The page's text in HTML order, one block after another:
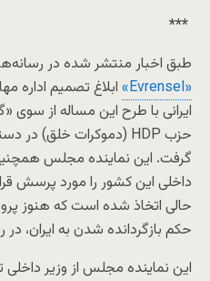
***
طبق اخبار منتشر شده در
«
Evrensel
» ابلاغ تصمیم اداره
ایرانی با طرح این مساله از سوی
حزب HDP (دموکرات خلق) در
گرفت. این نماینده مجلس
داخلی این کشور را مورد پرسش
حالی اتخاذ شده است که هنوز
حکم بازگردانده شدن به ایران، در
این نماینده مجلس از وزیر